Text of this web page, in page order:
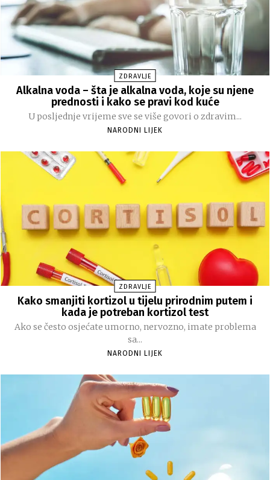
ZDRAVLJE
Alkalna voda – šta je alkalna voda, koje su njene
prednosti i kako se pravi kod kuće
U posljednje vrijeme sve se više govori o zdravim...
NARODNI LIJEK
ZDRAVLJE
Kako smanjiti kortizol u tijelu prirodnim putem i
kada je potreban kortizol test
Ako se često osjećate umorno, nervozno, imate problema
sa...
NARODNI LIJEK